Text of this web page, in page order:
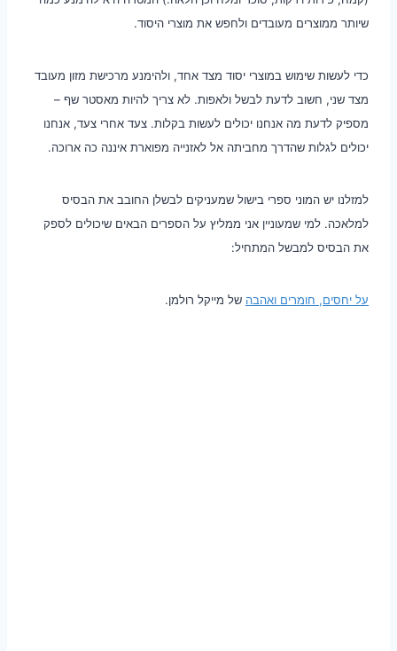
שיותר ממוצרים מעובדים ולחפש את מוצרי היסוד.
כדי לעשות שימוש במוצרי יסוד מצד אחד, ולהימנע מרכישת מזון מעובד
מצד שני, חשוב לדעת לבשל ולאפות. לא צריך להיות מאסטר שף –
מספיק לדעת מה אנחנו יכולים לעשות בקלות. צעד אחרי צעד, אנחנו
יכולים לגלות שהדרך מחביתה אל לאזנייה מפוארת איננה כה ארוכה.
למזלנו יש המוני ספרי בישול שמעניקים לבשלן החובב את הבסיס
למלאכה. למי שמעוניין אני ממליץ על הספרים הבאים שיכולים לספק
את הבסיס למבשל המתחיל:
על יחסים, חומרים ואהבה של מייקל רולמן.